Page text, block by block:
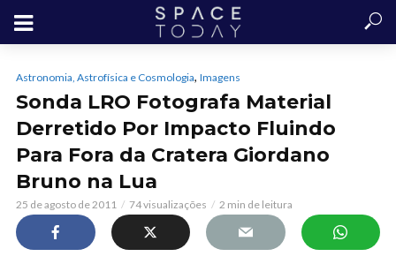
Astronomia, Astrofísica e Cosmologia, Imagens
Sonda LRO Fotografa Material
Derretido Por Impacto Fluindo
Para Fora da Cratera Giordano
Bruno na Lua
25 de agosto de 2011 74 visualizações 2 min de leitura